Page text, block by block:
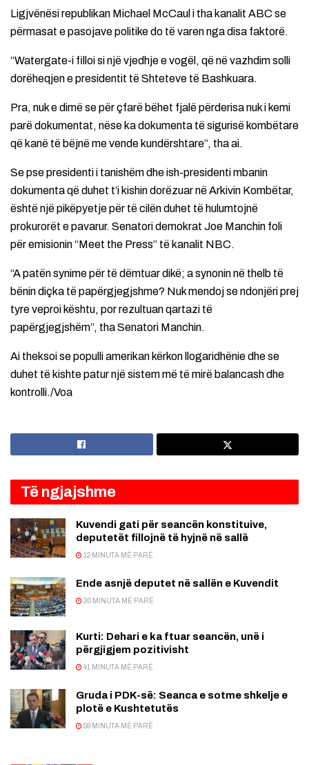
Ligjvënësi republikan Michael McCaul i tha kanalit ABC se
përmasat e pasojave politike do të varen nga disa faktorë.
“Watergate-i filloi si një vjedhje e vogël, që në vazhdim solli
dorëheqjen e presidentit të Shteteve të Bashkuara.
Pra, nuk e dimë se për çfarë bëhet fjalë përderisa nuk i kemi
parë dokumentat, nëse ka dokumenta të sigurisë kombëtare
që kanë të bëjnë me vende kundërshtare”, tha ai.
Se pse presidenti i tanishëm dhe ish-presidenti mbanin
dokumenta që duhet t’i kishin dorëzuar në Arkivin Kombëtar,
është një pikëpyetje për të cilën duhet të hulumtojnë
prokurorët e pavarur. Senatori demokrat Joe Manchin foli
për emisionin “Meet the Press” të kanalit NBC.
“A patën synime për të dëmtuar dikë; a synonin në thelb të
bënin diçka të papërgjegjshme? Nuk mendoj se ndonjëri prej
tyre veproi kështu, por rezultuan qartazi të
papërgjegjshëm”, tha Senatori Manchin.
Ai theksoi se populli amerikan kërkon llogaridhënie dhe se
duhet të kishte patur një sistem më të mirë balancash dhe
kontrolli./Voa
Të ngjajshme
Kuvendi gati për seancën konstituive,
deputetët fillojnë të hyjnë në sallë
12 MINUTA MË PARË
Ende asnjë deputet në sallën e Kuvendit
30 MINUTA MË PARË
Kurti: Dehari e ka ftuar seancën, unë i
përgjigjem pozitivisht
41 MINUTA MË PARË
Gruda i PDK-së: Seanca e sotme shkelje e
plotë e Kushtetutës
59 MINUTA MË PARË